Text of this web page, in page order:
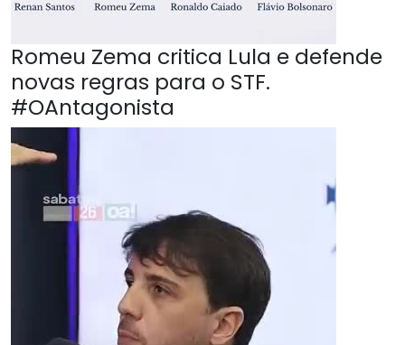
Romeu Zema critica Lula e defende
novas regras para o STF.
#OAntagonista